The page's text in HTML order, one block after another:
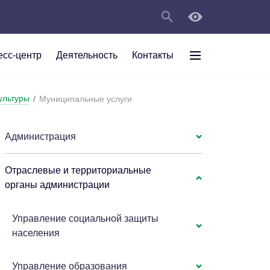
центр Деятельность Контакты
Анжеро-
/ Муниципальные услуги
Администрация
Отраслевые и территориальные
органы администрации
Управление социальной защиты
населения
Управление образования